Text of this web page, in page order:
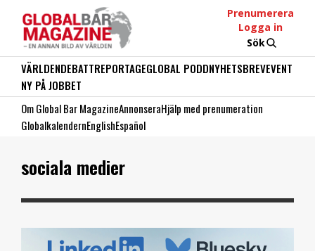
Prenumerera
Logga in
Sök
VÄRLDENDEBATTREPORTAGEGLOBAL PODDNYHETSBREVEVENT
NY PÅ JOBBET
Om Global Bar MagazineAnnonseraHjälp med prenumeration
GlobalkalendernEnglishEspañol
sociala medier